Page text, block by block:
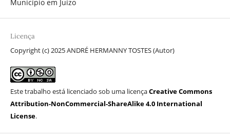
Município em Juízo
Licença
Copyright (c) 2025 ANDRÉ HERMANNY TOSTES (Autor)
Este trabalho está licenciado sob uma licençaCreative Commons
Attribution-NonCommercial-ShareAlike 4.0 International
License.